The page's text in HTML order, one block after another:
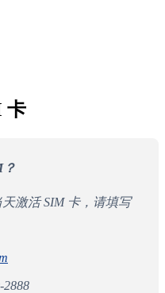
卡
？
激活 SIM 卡，请填写
2888